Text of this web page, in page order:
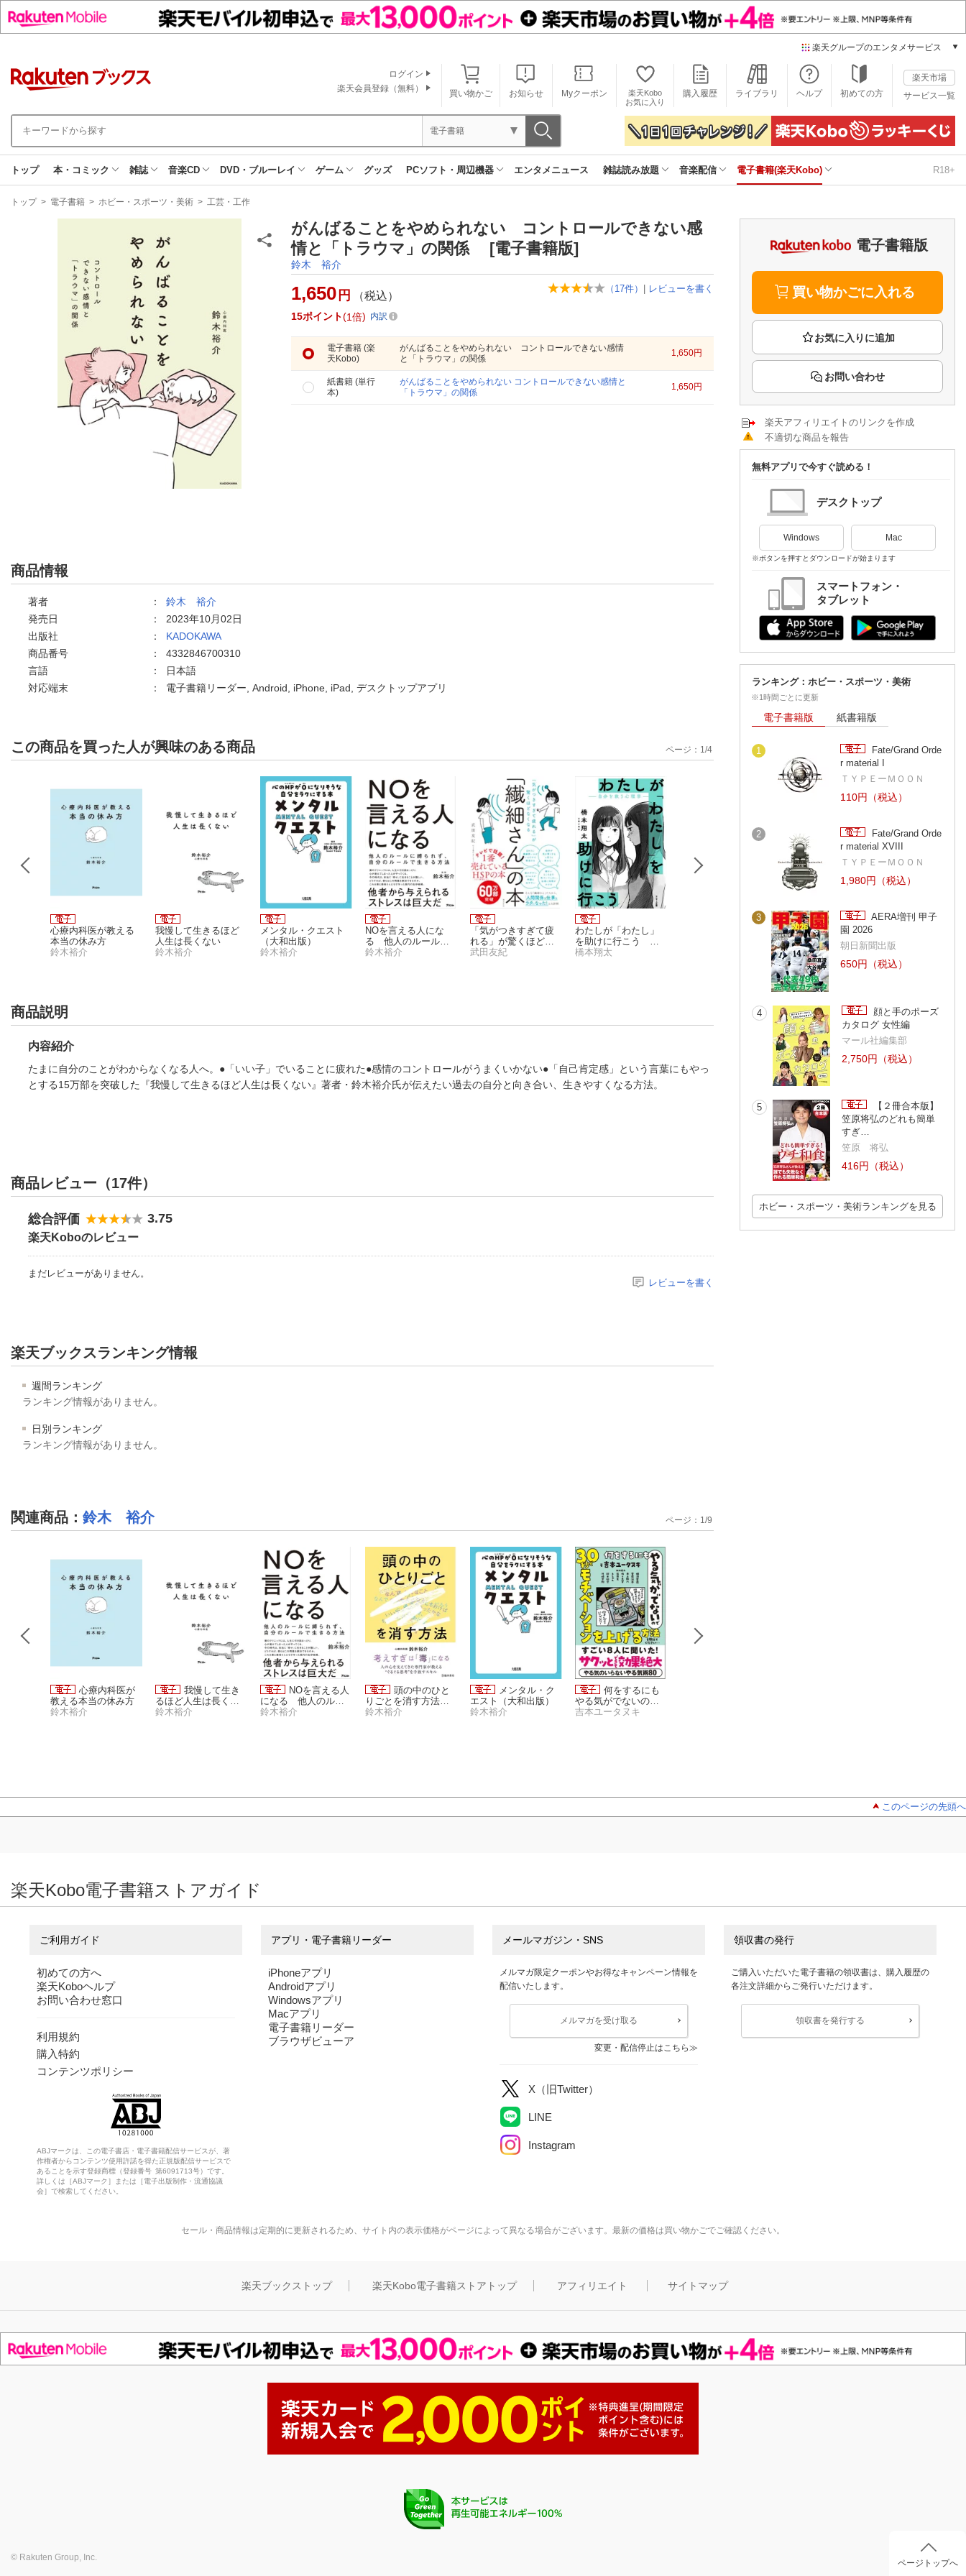
楽天グループのエンタメサービス
本/ゲーム/CD/DVD
楽天ブックス
電子書籍
楽天Kobo
雑誌読み放題
楽天ミュージック
楽天TV
動画配信ガイド
Rakuten PLAY
Rチャンネル
楽天チケット
エンタメニュース
推し楽
買い物かご お知らせ Myクーポン
楽天Kobo
お気に入り
購入履歴 ライブラリ ヘルプ 初めての方
楽天市場
サービス一覧
ログイン
楽天会員登録（無料）
電子書籍
トップ 本・コミック 雑誌 音楽CD DVD・ブルーレイ ゲーム グッズ PCソフト・周辺機器 エンタメニュース 雑誌読み放題 音楽配信 電子書籍(楽天Kobo) R18+
現
トップ > 電子書籍 > ホビー・スポーツ・美術 > 工芸・工作
がんばることをやめられない コントロールできない感
情と「トラウマ」の関係 [電子書籍版]
鈴木 裕介
（ 17件） | レビューを書く
1,650 円 （税込）
15ポイント 1倍 内訳
電子書籍 (楽
天Kobo)
がんばることをやめられない コントロールできない感情
と「トラウマ」の関係
1,650円
紙書籍 (単行
本)
がんばることをやめられない コントロールできない感情と
「トラウマ」の関係
1,650円
商品情報
著者 ： 鈴木 裕介
発売日
： 2023年10月02日
出版社
： KADOKAWA
商品番号
： 4332846700310
言語
：
日本語
対応端末
： 電子書籍リーダー, Android, iPhone, iPad, デスクトップアプリ
この商品を買った人が興味のある商品
心療内科医が教える
本当の休み方
鈴木裕介
我慢して生きるほど
人生は長くない
鈴木裕介
メンタル・クエスト
（大和出版）
鈴木裕介
NOを言える人にな
る 他人のルールに
縛られず、自分のル
鈴木裕介
「気がつきすぎて疲
れる」が驚くほどな
くなる 「繊細さ
武田友紀
わたしが「わたし」
を助けに行こう ー
自分を救う心理学ー
橋本翔太
反応しない練習 あ
らゆる悩みが消えて
いくブッダの超・合
理的な「考え方」
草薙龍瞬
い」をほぐす本
Poche
ページ： 1 /4
商品説明
内容紹介
たまに自分のことがわからなくなる人へ。●「いい子」でいることに疲れた●感情のコントロールがうまくいかない●「自己肯定感」という言葉にもやっ
とする15万部を突破した『我慢して生きるほど人生は長くない』著者・鈴木裕介氏が伝えたい過去の自分と向き合い、生きやすくなる方法。
商品レビュー（17件）
総合評価 3.75
楽天Koboのレビュー
まだレビューがありません。
レビューを書く
楽天ブックスランキング情報
週間ランキング
ランキング情報がありません。
日別ランキング
ランキング情報がありません。
関連商品 ： 鈴木 裕介
心療内科医が
教える本当の休み方
鈴木裕介
我慢して生き
るほど人生は長くな
い
鈴木裕介
NOを言える人
になる 他人のルー
ルに縛られず、自分
鈴木裕介
頭の中のひと
りごとを消す方法
（池田書店）
鈴木裕介
メンタル・ク
エスト（大和出版）
鈴木裕介
何をするにも
やる気がでないので 3
0秒でモチベーション
吉本ユータヌキ
ページ： 1 /9
電子書籍版
買い物かごに入れる
お問い合わせ
楽天アフィリエイトのリンクを作成
不適切な商品を報告
無料アプリで今すぐ読める！
デスクトップ
Windows Mac
※ボタンを押すとダウンロードが始まります
スマートフォン・
タブレット
ランキング：ホビー・スポーツ・美術
※1時間ごとに更新
電子書籍版 紙書籍版
1
Fate/Grand Orde
r material I
ＴＹＰＥーＭＯＯＮ
110円（税込）
2
Fate/Grand Orde
r material XVIII
ＴＹＰＥーＭＯＯＮ
1,980円（税込）
3
AERA増刊 甲子
園 2026
朝日新聞出版
650円（税込）
4
顔と手のポーズ
カタログ 女性編
マール社編集部
2,750円（税込）
5
【２冊合本版】
笠原将弘のどれも簡単
すぎ…
笠原 将弘
416円（税込）
ホビー・スポーツ・美術ランキングを見る
このページの先頭へ
楽天Kobo電子書籍ストアガイド
ご利用ガイド
初めての方へ
楽天Koboヘルプ
お問い合わせ窓口
利用規約
購入特約
コンテンツポリシー
ABJマークは、この電子書店・電子書籍配信サービスが、著
作権者からコンテンツ使用許諾を得た正規版配信サービスで
あることを示す登録商標（登録番号 第6091713号）です。
詳しくは［ABJマーク］または［電子出版制作・流通協議
会］で検索してください。
アプリ・電子書籍リーダー
iPhoneアプリ
Androidアプリ
Windowsアプリ
Macアプリ
電子書籍リーダー
ブラウザビューア
メールマガジン・SNS
メルマガ限定クーポンやお得なキャンペーン情報を
配信いたします。
メルマガを受け取る
変更・配信停止はこちら
X（旧Twitter）
LINE
Instagram
領収書の発行
ご購入いただいた電子書籍の領収書は、購入履歴の
各注文詳細からご発行いただけます。
領収書を発行する
セール・商品情報は定期的に更新されるため、サイト内の表示価格がページによって異なる場合がございます。最新の価格は買い物かごでご確認ください。
楽天ブックストップ 楽天Kobo電子書籍ストアトップ アフィリエイト サイトマップ
© Rakuten Group, Inc.
ページトップへ